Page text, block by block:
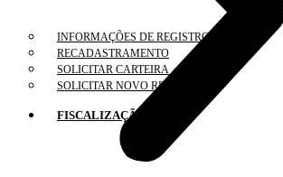
INFORMAÇÕES DE REGISTRO
RECADASTRAMENTO
SOLICITAR CARTEIRA
SOLICITAR NOVO REGISTRO
FISCALIZAÇÃO